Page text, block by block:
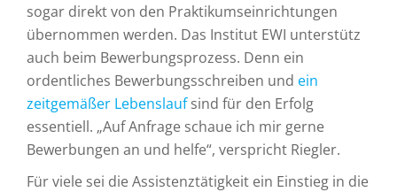
sogar direkt von den Praktikumseinrichtungen
übernommen werden. Das Institut EWI unterstütz
auch beim Bewerbungsprozess. Denn ein
ordentliches Bewerbungsschreiben und ein
zeitgemäßer Lebenslaufsind für den Erfolg
essentiell. „Auf Anfrage schaue ich mir gerne
Bewerbungen an und helfe“, verspricht Riegler.
Für viele sei die Assistenztätigkeit ein Einstieg in die